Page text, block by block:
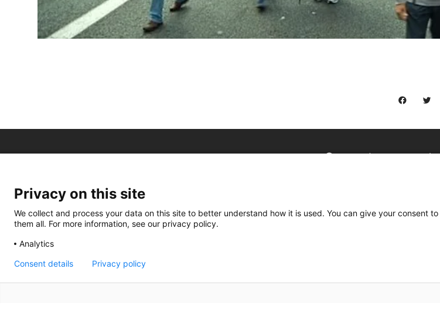
C/ Burgos 59,
Privacy on this site
We collect and process your data on this site to better understand how it is used. You can give your consent
them all. For more information, see our privacy policy.
Analytics
Consent details Privacy policy